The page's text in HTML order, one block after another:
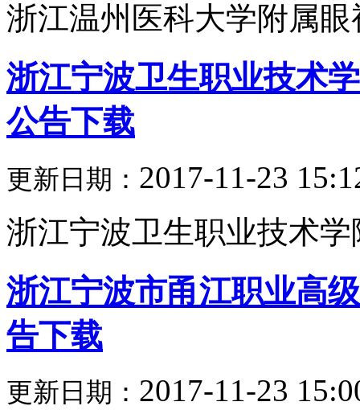
浙江温州医科大学附属眼
浙江宁波卫生职业技术
公告下载
更新日期： 2017-11-23
浙江宁波卫生职业技术学
浙江宁波市甬江职业高
告下载
更新日期： 2017-11-23